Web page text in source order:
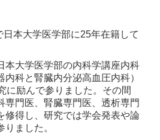
本大学医学部に25年在籍して
本大学医学部の内科学講座内科
内科と腎臓内分泌高血圧内科）
に励んで参りました。その間
専門医、腎臓専門医、透析専門
修得し、研究では学会発表や論
ました。